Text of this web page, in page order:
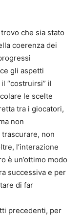
che sia stato
coerenza dei
gli aspetti
“costruirsi” il
le scelte
tra i giocatori,
non
non
l’interazione
è un’ottimo modo
successiva e per
di far
precedenti, per